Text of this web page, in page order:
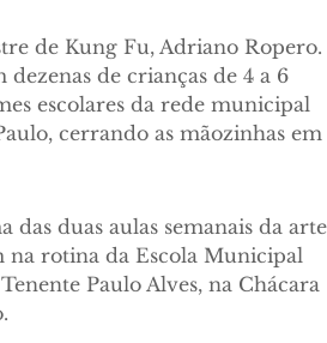
de Kung Fu, Adriano Ropero.
dezenas de crianças de 4 a 6
escolares da rede municipal
cerrando as mãozinhas em
das duas aulas semanais da arte
na rotina da Escola Municipal
Paulo Alves, na Chácara